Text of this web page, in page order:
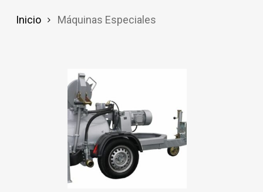
Inicio Máquinas Especiales